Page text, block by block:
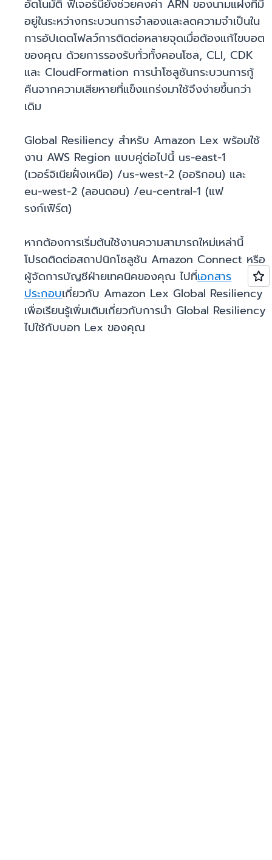
อัตโนมัติ ฟีเจอร์นี้ยังช่วยคงค่า ARN ของนามแฝงที่มี
อยู่ในระหว่างกระบวนการจำลองและลดความจำเป็นใน
การอัปเดตโฟลว์การติดต่อหลายจุดเมื่อต้องแก้ไขบอต
ของคุณ ด้วยการรองรับทั่วทั้งคอนโซล, CLI, CDK
และ CloudFormation การนำโซลูชันกระบวนการกู้
คืนจากความเสียหายที่แข็งแกร่งมาใช้จึงง่ายขึ้นกว่า
เดิม
Global Resiliency สำหรับ Amazon Lex พร้อมใช้
งาน AWS Region แบบคู่ต่อไปนี้ us-east-1
(เวอร์จิเนียฝั่งเหนือ) /us-west-2 (ออริกอน) และ
eu-west-2 (ลอนดอน) /eu-central-1 (แฟ
รงก์เฟิร์ต)
หากต้องการเริ่มต้นใช้งานความสามารถใหม่เหล่านี้
โปรดติดต่อสถาปนิกโซลูชัน Amazon Connect หรือ
ผู้จัดการบัญชีฝ่ายเทคนิคของคุณ ไปที่เอกสาร
ประกอบเกี่ยวกับ Amazon Lex Global Resiliency
เพื่อเรียนรู้เพิ่มเติมเกี่ยวกับการนำ Global Resiliency
ไปใช้กับบอท Lex ของคุณ